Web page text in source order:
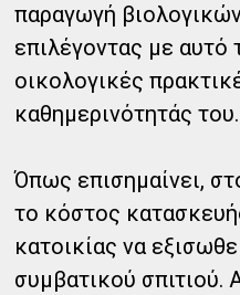
παραγωγή
επιλέγοντας με αυτό
οικολογικές
καθημερινότητάς του.
Όπως επισημαίνει,
το κόστος
κατοικίας να
συμβατικού σπιτιού.